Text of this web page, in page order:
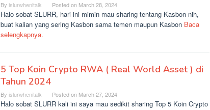
By islurwhenitalk Posted on March 28, 2024
Halo sobat SLURR, hari ini mimin mau sharing tentang Kasbon nih,
buat kalian yang sering Kasbon sama temen maupun Kasbon Baca
selengkapnya.
5 Top Koin Crypto RWA ( Real World Asset ) di
Tahun 2024
By islurwhenitalk Posted on March 27, 2024
Halo sobat SLURR kali ini saya mau sedikit sharing Top 5 Koin Crypto